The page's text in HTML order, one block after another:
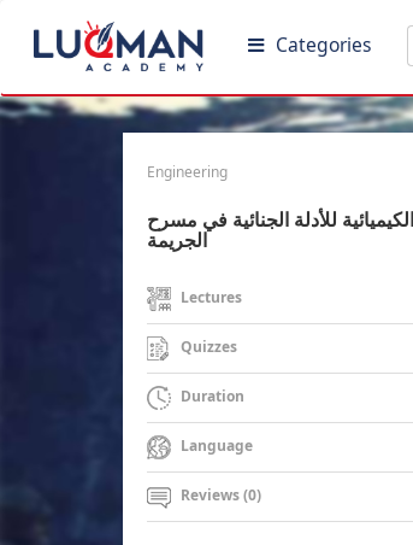
Categories
Engineering
للأدلة الجنائية في مسرح
الجريمة
Lectures
Quizzes
Duration
Language
Reviews (0)